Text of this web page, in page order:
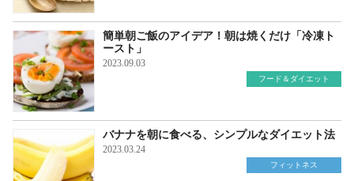
簡単朝ご飯のアイデア！朝は焼くだけ「冷凍ト
ースト」
2023.09.03
フード＆ダイエット
バナナを朝に食べる、シンプルなダイエット法
2023.03.24
フィットネス